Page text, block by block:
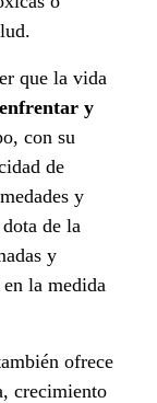
que la vida
y
con su
de
y
de la
y
la medida
ofrece
crecimiento